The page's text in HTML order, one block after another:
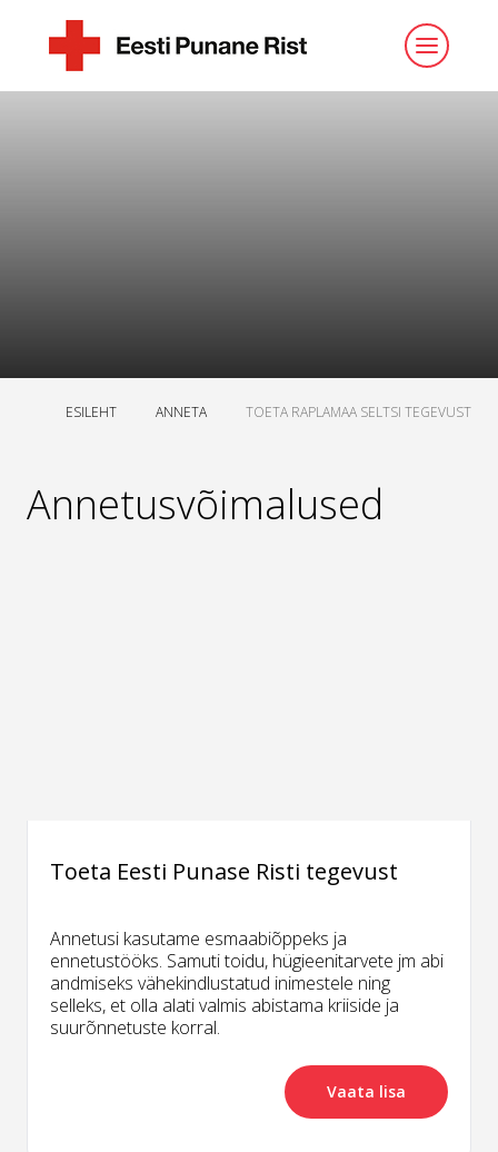
ESILEHT ANNETA TOETA RAPLAMAA SELTSI TEGEVUST
Annetusvõimalused
Toeta Eesti Punase Risti tegevust
Annetusi kasutame esmaabiõppeks ja
ennetustööks. Samuti toidu, hügieenitarvete jm abi
andmiseks vähekindlustatud inimestele ning
selleks, et olla alati valmis abistama kriiside ja
suurõnnetuste korral.
Vaata lisa